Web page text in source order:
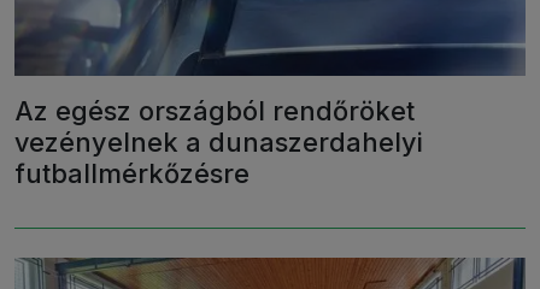
Az egész országból rendőröket
vezényelnek a dunaszerdahelyi
futballmérkőzésre